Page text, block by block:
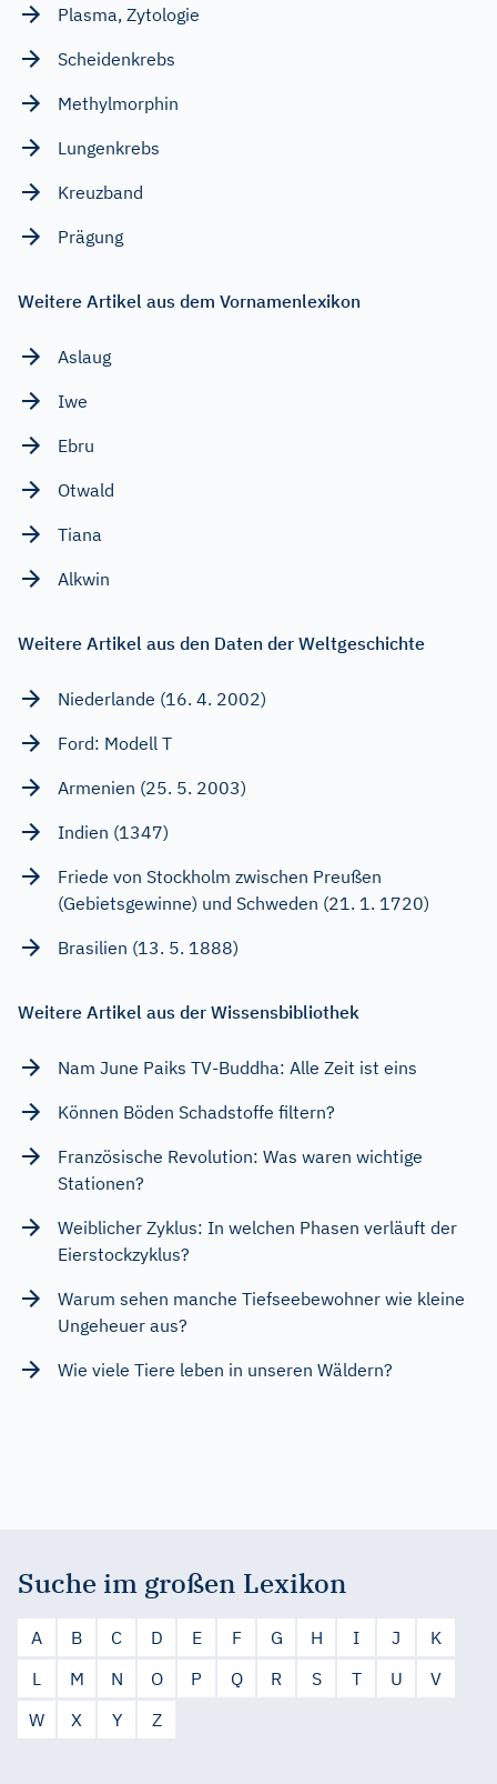
Plasma, Zytologie
Scheidenkrebs
Methylmorphin
Lungenkrebs
Kreuzband
Prägung
Weitere Artikel aus dem Vornamenlexikon
Aslaug
Iwe
Ebru
Otwald
Tiana
Alkwin
Weitere Artikel aus den Daten der Weltgeschichte
Niederlande (16. 4. 2002)
Ford: Modell T
Armenien (25. 5. 2003)
Indien (1347)
Friede von Stockholm zwischen Preußen
(Gebietsgewinne) und Schweden (21. 1. 1720)
Brasilien (13. 5. 1888)
Weitere Artikel aus der Wissensbibliothek
Nam June Paiks TV-Buddha: Alle Zeit ist eins
Können Böden Schadstoffe filtern?
Französische Revolution: Was waren wichtige
Stationen?
Weiblicher Zyklus: In welchen Phasen verläuft der
Eierstockzyklus?
Warum sehen manche Tiefseebewohner wie kleine
Ungeheuer aus?
Wie viele Tiere leben in unseren Wäldern?
Suche im großen Lexikon
A B C D E F G H I J
K
L
M N O P Q R S T U
V
W
X Y Z